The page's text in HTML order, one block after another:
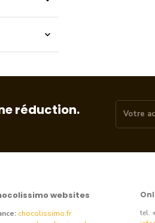
réduction.
websites
chocolissimo.fr
tel.